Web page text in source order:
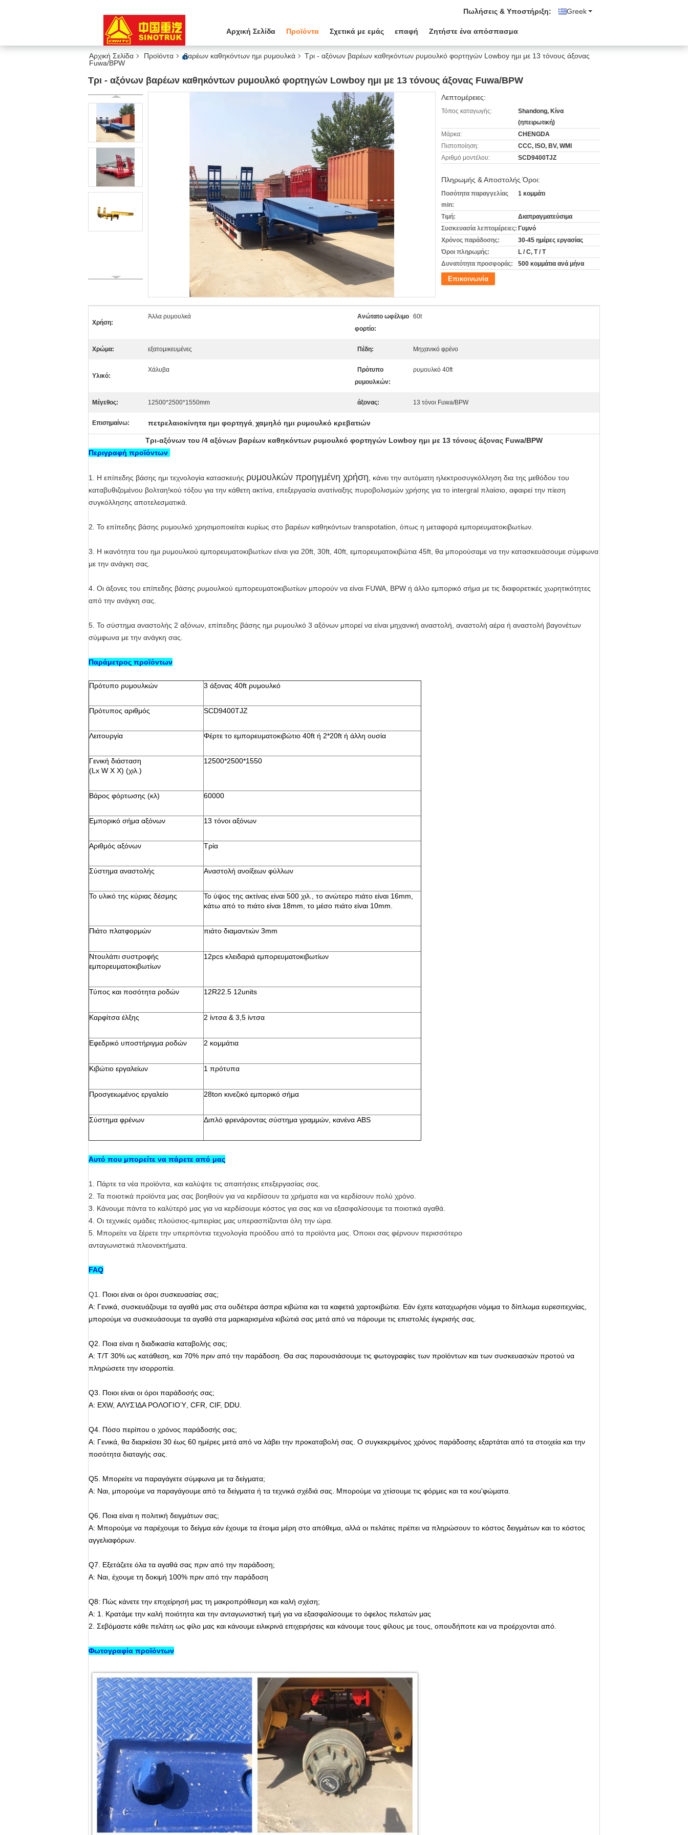
Greek
Πωλήσεις & Υποστήριξη:
Αρχική Σελίδα Προϊόντα Σχετικά με εμάς επαφή Ζητήστε ένα απόσπασμα
Αρχική Σελίδα Προϊόντα βαρέων καθηκόντων ημι ρυμουλκά
Τρι - αξόνων βαρέων καθηκόντων ρυμουλκό φορτηγών Lowboy ημι με 13 τόνους άξονας
Fuwa/BPW
Τρι - αξόνων βαρέων καθηκόντων ρυμουλκό φορτηγών Lowboy ημι με 13 τόνους άξονας Fuwa/BPW
Λεπτομέρειες:
Τόπος καταγωγής:
Shandong, Κίνα
(ηπειρωτική)
Μάρκα:
CHENGDA
Πιστοποίηση:
CCC, ISO, BV, WMI
Αριθμό μοντέλου:
SCD9400TJZ
Πληρωμής & Αποστολής Όροι:
Ποσότητα παραγγελίας
min:
1 κομμάτι
Τιμή:
Διαπραγματεύσιμα
Συσκευασία λεπτομέρειες: Γυμνό
Χρόνος παράδοσης:
30-45 ημέρες εργασίας
Όροι πληρωμής:
L / C, T / T
Δυνατότητα προσφοράς:
500 κομμάτια ανά μήνα
Επικοινωνία
Χρήση:
Άλλα ρυμουλκά
Ανώτατο ωφέλιμο
φορτίο:
60t
Χρώμα: εξατομικευμένες Πέδη: Μηχανικό φρένο
Υλικό:
Χάλυβα
Πρότυπο
ρυμουλκών:
ρυμουλκό 40ft
Μέγεθος: 12500*2500*1550mm άξονας: 13 τόνοι Fuwa/BPW
Επισημαίνω: πετρελαιοκίνητα ημι φορτηγά, χαμηλό ημι ρυμουλκό κρεβατιών
Τρι-αξόνων του /4 αξόνων βαρέων καθηκόντων ρυμουλκό φορτηγών Lowboy ημι με 13 τόνους άξονας Fuwa/BPW
Περιγραφή προϊόντων
1. Η επίπεδης βάσης ημι τεχνολογία κατασκευής ρυμουλκών προηγμένη χρήση , κάνει την αυτόματη ηλεκτροσυγκόλληση δια της μεθόδου του
καταβυθιζομένου βολταη!κού τόξου για την κάθετη ακτίνα, επεξεργασία ανατίναξης πυροβολισμών χρήσης για το intergral πλαίσιο, αφαιρεί την πίεση
συγκόλλησης αποτελεσματικά.
2. Το επίπεδης βάσης ρυμουλκό χρησιμοποιείται κυρίως στο βαρέων καθηκόντων transpotation, όπως η μεταφορά εμπορευματοκιβωτίων.
3. Η ικανότητα του ημι ρυμουλκού εμπορευματοκιβωτίων είναι για 20ft, 30ft, 40ft, εμπορευματοκιβώτια 45ft, θα μπορούσαμε να την κατασκευάσουμε σύμφωνα
με την ανάγκη σας.
4. Οι άξονες του επίπεδης βάσης ρυμουλκού εμπορευματοκιβωτίων μπορούν να είναι FUWA, BPW ή άλλο εμπορικό σήμα με τις διαφορετικές χωρητικότητες
από την ανάγκη σας.
5. Το σύστημα αναστολής 2 αξόνων, επίπεδης βάσης ημι ρυμουλκό 3 αξόνων μπορεί να είναι μηχανική αναστολή, αναστολή αέρα ή αναστολή βαγονέτων
σύμφωνα με την ανάγκη σας.
Παράμετρος προϊόντων
Πρότυπο ρυμουλκών 3 άξονας 40ft ρυμουλκό
Πρότυπος αριθμός SCD9400TJZ
Λειτουργία Φέρτε το εμπορευματοκιβώτιο 40ft ή 2*20ft ή άλλη ουσία
Γενική διάσταση
(Lx W Χ Χ) (χιλ.)
12500*2500*1550
Βάρος φόρτωσης (κλ) 60000
Εμπορικό σήμα αξόνων 13 τόνοι αξόνων
Αριθμός αξόνων Τρία
Σύστημα αναστολής Αναστολή ανοίξεων φύλλων
Το υλικό της κύριας δέσμης
Το ύψος της ακτίνας είναι 500 χιλ., το ανώτερο πιάτο είναι 16mm,
κάτω από το πιάτο είναι 18mm, το μέσο πιάτο είναι 10mm.
Πιάτο πλατφορμών πιάτο διαμαντιών 3mm
Ντουλάπι συστροφής
εμπορευματοκιβωτίων
12pcs κλειδαριά εμπορευματοκιβωτίων
Τύπος και ποσότητα ροδών 12R22.5 12units
Καρφίτσα έλξης 2 ίντσα & 3,5 ίντσα
Εφεδρικό υποστήριγμα ροδών 2 κομμάτια
Κιβώτιο εργαλείων 1 πρότυπα
Προσγειωμένος εργαλείο 28ton κινεζικό εμπορικό σήμα
Σύστημα φρένων Διπλό φρενάροντας σύστημα γραμμών, κανένα ABS
Αυτό που μπορείτε να πάρετε από μας
1. Πάρτε τα νέα προϊόντα, και καλύψτε τις απαιτήσεις επεξεργασίας σας.
2. Τα ποιοτικά προϊόντα μας σας βοηθούν για να κερδίσουν τα χρήματα και να κερδίσουν πολύ χρόνο.
3. Κάνουμε πάντα το καλύτερό μας για να κερδίσουμε κόστος για σας και να εξασφαλίσουμε τα ποιοτικά αγαθά.
4. Οι τεχνικές ομάδες πλούσιος-εμπειρίας μας υπερασπίζονται όλη την ώρα.
5. Μπορείτε να ξέρετε την υπερπόντια τεχνολογία προόδου από τα προϊόντα μας. Όποιοι σας φέρνουν περισσότερο
ανταγωνιστικά πλεονεκτήματα.
FAQ
Q1. Ποιοι είναι οι όροι συσκευασίας σας;
Α: Γενικά, συσκευάζουμε τα αγαθά μας στα ουδέτερα άσπρα κιβώτια και τα καφετιά χαρτοκιβώτια. Εάν έχετε καταχωρήσει νόμιμα το δίπλωμα ευρεσιτεχνίας,
μπορούμε να συσκευάσουμε τα αγαθά στα μαρκαρισμένα κιβώτιά σας μετά από να πάρουμε τις επιστολές έγκρισής σας.
Q2. Ποια είναι η διαδικασία καταβολής σας;
Α: T/T 30% ως κατάθεση, και 70% πριν από την παράδοση. Θα σας παρουσιάσουμε τις φωτογραφίες των προϊόντων και των συσκευασιών προτού να
πληρώσετε την ισορροπία.
Q3. Ποιοι είναι οι όροι παράδοσής σας;
Α: EXW, ΑΛΥΣΊΔΑ ΡΟΛΟΓΙΟΎ, CFR, CIF, DDU.
Q4. Πόσο περίπου ο χρόνος παράδοσής σας;
Α: Γενικά, θα διαρκέσει 30 έως 60 ημέρες μετά από να λάβει την προκαταβολή σας. Ο συγκεκριμένος χρόνος παράδοσης εξαρτάται από τα στοιχεία και την
ποσότητα διαταγής σας.
Q5. Μπορείτε να παραγάγετε σύμφωνα με τα δείγματα;
Α: Ναι, μπορούμε να παραγάγουμε από τα δείγματα ή τα τεχνικά σχέδιά σας. Μπορούμε να χτίσουμε τις φόρμες και τα κοu'φώματα.
Q6. Ποια είναι η πολιτική δειγμάτων σας;
Α: Μπορούμε να παρέχουμε το δείγμα εάν έχουμε τα έτοιμα μέρη στο απόθεμα, αλλά οι πελάτες πρέπει να πληρώσουν το κόστος δειγμάτων και το κόστος
αγγελιαφόρων.
Q7. Εξετάζετε όλα τα αγαθά σας πριν από την παράδοση;
Α: Ναι, έχουμε τη δοκιμή 100% πριν από την παράδοση
Q8: Πώς κάνετε την επιχείρησή μας τη μακροπρόθεσμη και καλή σχέση;
Α: 1. Κρατάμε την καλή ποιότητα και την ανταγωνιστική τιμή για να εξασφαλίσουμε το όφελος πελατών μας
2. Σεβόμαστε κάθε πελάτη ως φίλο μας και κάνουμε ειλικρινά επιχειρήσεις και κάνουμε τους φίλους με τους, οπουδήποτε και να προέρχονται από.
Φωτογραφία προϊόντων